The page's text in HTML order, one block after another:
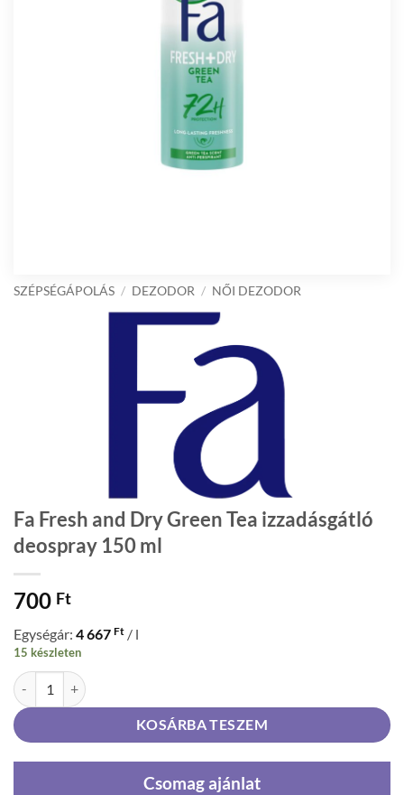
SZÉPSÉGÁPOLÁS / DEZODOR / NŐI DEZODOR
Fa Fresh and Dry Green Tea izzadásgátló
deospray 150 ml
700 Ft
Egységár: 4 667 Ft / l
15 készleten
Fa Fresh and Dry Green Tea izzadásgátló deospray 150 ml mennyiség
KOSÁRBA TESZEM
Csomag ajánlat